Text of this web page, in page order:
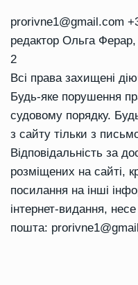
prorivne1@gmail.com
редактор Ольга
2
Всі права захищені
Будь-яке порушення
судовому порядку.
з сайту тільки з
Відповідальність за
розміщених на сайті,
посилання на інші
інтернет-видання,
пошта: